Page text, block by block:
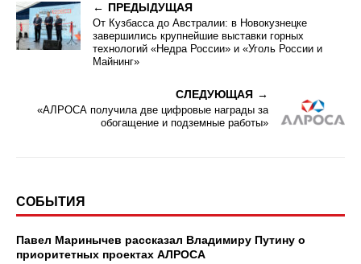
ПРЕДЫДУЩАЯ
От Кузбасса до Австралии: в Новокузнецке
завершились крупнейшие выставки горных
технологий «Недра России» и «Уголь России и
Майнинг»
СЛЕДУЮЩАЯ
«АЛРОСА получила две цифровые награды за
обогащение и подземные работы»
СОБЫТИЯ
Павел Маринычев рассказал Владимиру Путину о
приоритетных проектах АЛРОСА